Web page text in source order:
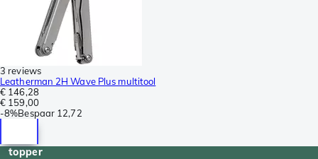
3 reviews
Leatherman 2H Wave Plus multitool
€ 146,28
€ 159,00
-8%Bespaar 12,72
topper